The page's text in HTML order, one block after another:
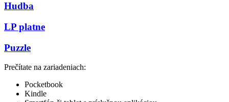
Hudba
LP platne
Puzzle
Prečítate na zariadeniach:
Pocketbook
Kindle